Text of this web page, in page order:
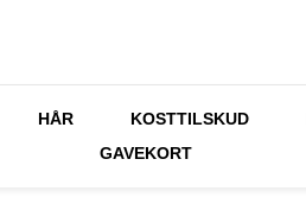
HÅR KOSTTILSKUD
GAVEKORT